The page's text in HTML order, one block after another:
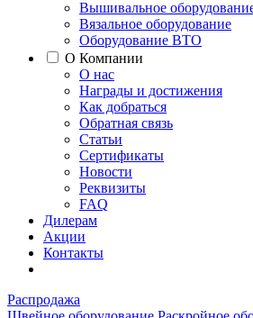
Вышивальное
Вязальное оборудование
Оборудование ВТО
О Компании
О нас
Награды и достижения
Как добраться
Обратная связь
Статьи
Сертификаты
Новости
Реквизиты
FAQ
Дилерам
Акции
Контакты
Распродажа